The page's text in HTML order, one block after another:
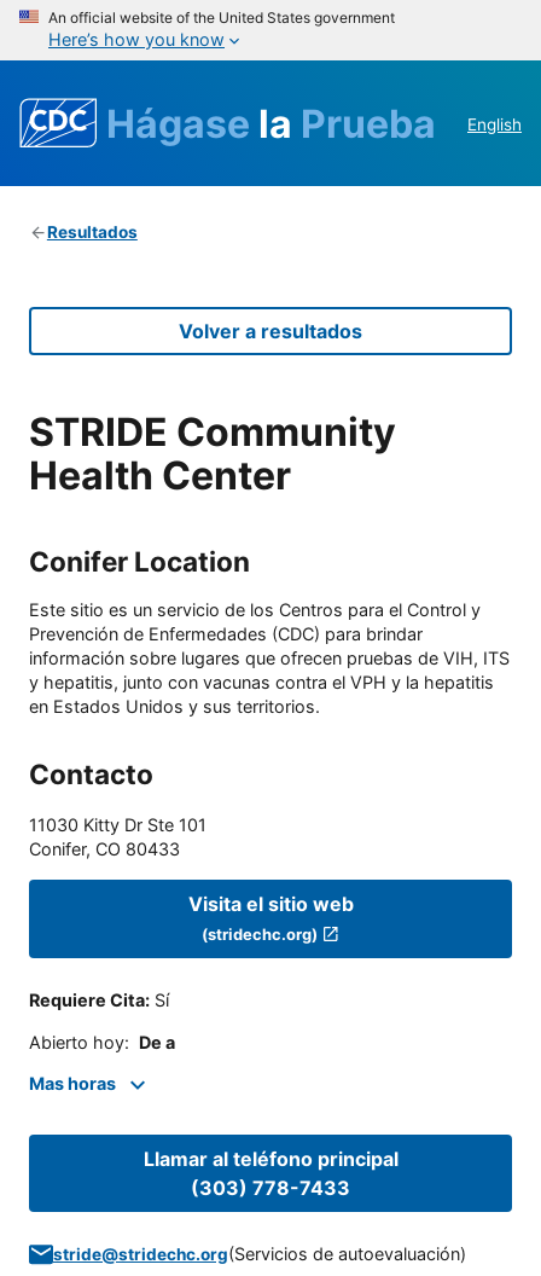
An official website of the United States government
Here’s how you know
Hágase la Prueba English
Resultados
Volver a resultados
STRIDE Community
Health Center
Conifer Location
Este sitio es un servicio de los Centros para el Control y
Prevención de Enfermedades (CDC) para brindar
información sobre lugares que ofrecen pruebas de VIH, ITS
y hepatitis, junto con vacunas contra el VPH y la hepatitis
en Estados Unidos y sus territorios.
Contacto
11030 Kitty Dr Ste 101
Conifer, CO 80433
Visita el sitio web
(stridechc.org)
Requiere Cita: Sí
Abierto hoy: De a
Mas horas
Llamar al teléfono principal
(303) 778-7433
stride@stridechc.org(Servicios de autoevaluación)